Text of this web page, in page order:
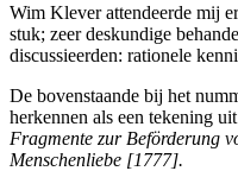
Wim Klever attendeerde mij
stuk; zeer deskundige
discussieerden: rationele
De bovenstaande bij het
herkennen als een tekening
Fragmente zur Beförderung
Menschenliebe [1777].